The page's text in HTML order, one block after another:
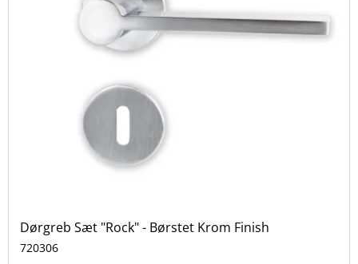
Dørgreb Sæt "Rock" - Børstet Krom Finish
720306